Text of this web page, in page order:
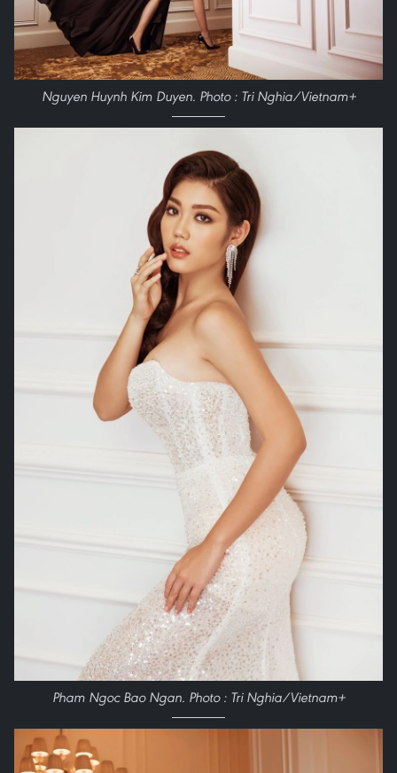
Nguyen Huynh Kim Duyen. Photo : Tri Nghia/Vietnam+
Pham Ngoc Bao Ngan. Photo : Tri Nghia/Vietnam+